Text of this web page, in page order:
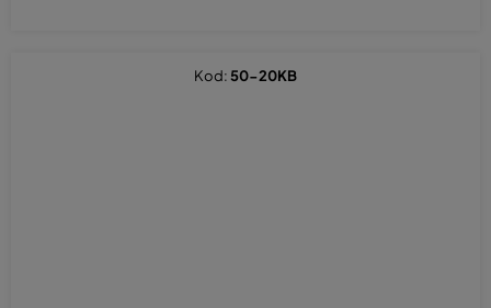
Kod: 50-20KB